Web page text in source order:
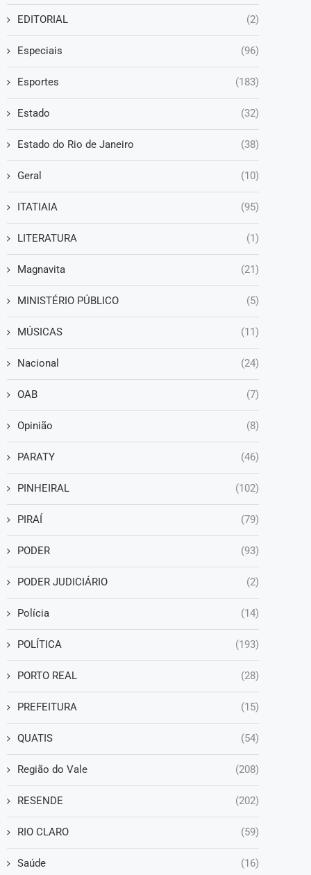
EDITORIAL (2)
Especiais (96)
Esportes (183)
Estado (32)
Estado do Rio de Janeiro (38)
Geral (10)
ITATIAIA (95)
LITERATURA (1)
Magnavita (21)
MINISTÉRIO PÚBLICO (5)
MÚSICAS (11)
Nacional (24)
OAB (7)
Opinião (8)
PARATY (46)
PINHEIRAL (102)
PIRAÍ (79)
PODER (93)
PODER JUDICIÁRIO (2)
Polícia (14)
POLÍTICA (193)
PORTO REAL (28)
PREFEITURA (15)
QUATIS (54)
Região do Vale (208)
RESENDE (202)
RIO CLARO (59)
Saúde (16)